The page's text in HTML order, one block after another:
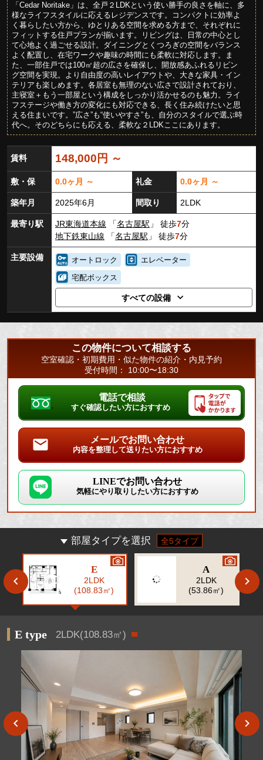
「Cedar Noritake」は、全戸２LDKという使い勝手の良さを軸に、多
様なライフスタイルに応えるレジデンスです。コンパクトに効率よ
く暮らしたい方から、ゆとりある空間を求める方まで、それぞれに
フィットする住戸プランが揃います。リビングは、日常の中心とし
て心地よく過ごせる設計。ダイニングとくつろぎの空間をバランス
よく配置し、在宅ワークや趣味の時間にも柔軟に対応します。ま
た、一部住戸では100㎡超の広さを確保し、開放感あふれるリビン
グ空間を実現。より自由度の高いレイアウトや、大きな家具・イン
テリアも楽しめます。各居室も無理のない広さで設計されており、
主寝室＋もう一部屋という構成をしっかり活かせるのも魅力。ライ
フステージや働き方の変化にも対応できる、長く住み続けたいと思
える住まいです。”広さ”も“使いやすさ”も、自分のスタイルで選ぶ時
代へ。そのどちらにも応える、柔軟な２LDKここにあります。
賃料 148,000円 ～
敷・保 0.0ヶ月 ～ 礼金 0.0ヶ月 ～
築年月 2025年6月 間取り 2LDK
最寄り駅 JR東海道本線 「名古屋駅 」 徒歩7分
地下鉄東山線 「名古屋駅 」 徒歩7分
主要設備 オートロック
エレベーター
宅配ボックス
すべての設備
この物件について相談する
空室確認・初期費用・似た物件の紹介・内見予約
受付時間： 10:00〜18:30
電話で相談
すぐ確認したい方におすすめ
メールでお問い合わせ
内容を整理して送りたい方におすすめ
LINEでお問い合わせ
気軽にやり取りしたい方におすすめ
部屋タイプを選択 全5タイプ
E
2LDK
(108.83㎡)
A
2LDK
(53.86㎡)
E type 2LDK(108.83㎡)